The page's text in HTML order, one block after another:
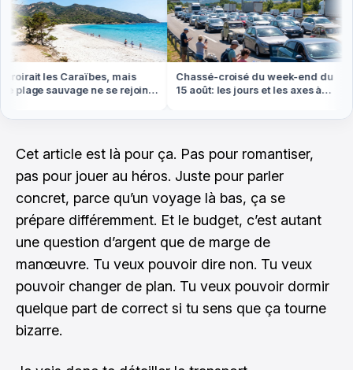
les Caraïbes, mais
plage sauvage ne se rejoint
Chassé-croisé du week-end du
15 août: les jours et les axes à
Cet article est là pour ça. Pas pour romantiser,
pas pour jouer au héros. Juste pour parler
concret, parce qu’un voyage là bas, ça se
prépare différemment. Et le budget, c’est autant
une question d’argent que de marge de
manœuvre. Tu veux pouvoir dire non. Tu veux
pouvoir changer de plan. Tu veux pouvoir dormir
quelque part de correct si tu sens que ça tourne
bizarre.